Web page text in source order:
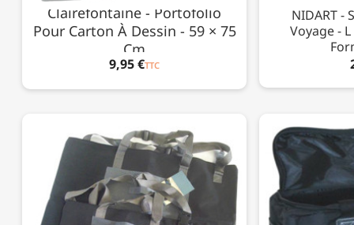
Clairefontaine - Portofolio
Pour Carton À Dessin - 59 × 75
Cm
9,95 €TTC
NIDART -
Voyage -